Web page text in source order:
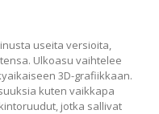
useita versioita,
Ulkoasu vaihtelee
3D-grafiikkaan.
kuten vaikkapa
jotka sallivat